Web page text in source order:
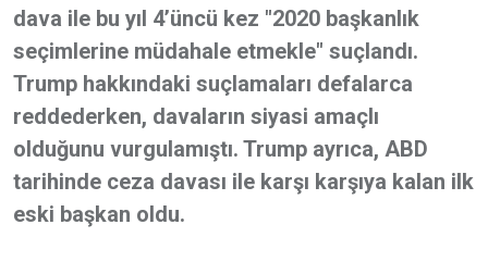
dava ile bu yıl 4’üncü kez "2020 başkanlık
seçimlerine müdahale etmekle" suçlandı.
Trump hakkındaki suçlamaları defalarca
reddederken, davaların siyasi amaçlı
olduğunu vurgulamıştı. Trump ayrıca, ABD
tarihinde ceza davası ile karşı karşıya kalan ilk
eski başkan oldu.